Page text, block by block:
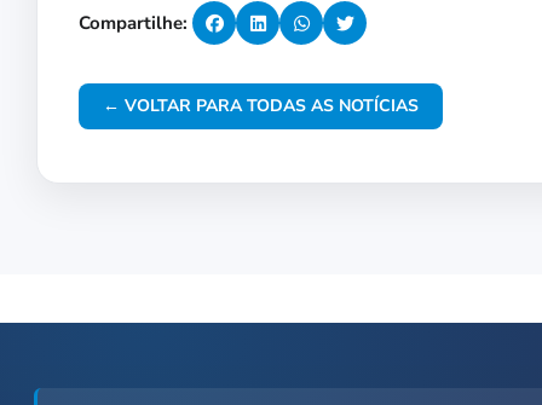
Compartilhe:
← VOLTAR PARA TODAS AS NOTÍCIAS